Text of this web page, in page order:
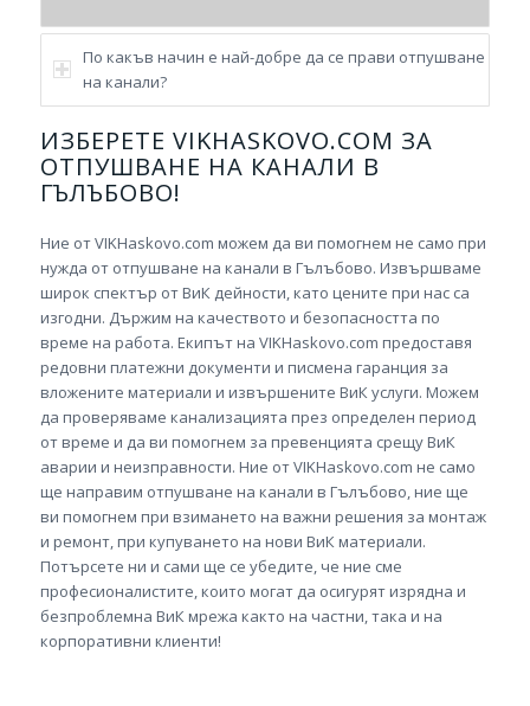
По какъв начин е най-добре да се прави отпушване
на канали?
ИЗБЕРЕТЕ VIKHASKOVO.COM ЗА
ОТПУШВАНЕ НА КАНАЛИ В
ГЪЛЪБОВО!
Ние от VIKHaskovo.com можем да ви помогнем не само при
нужда от отпушване на канали в Гълъбово. Извършваме
широк спектър от ВиК дейности, като цените при нас са
изгодни. Държим на качеството и безопасността по
време на работа. Екипът на VIKHaskovo.com предоставя
редовни платежни документи и писмена гаранция за
вложените материали и извършените ВиК услуги. Можем
да проверяваме канализацията през определен период
от време и да ви помогнем за превенцията срещу ВиК
аварии и неизправности. Ние от VIKHaskovo.com не само
ще направим отпушване на канали в Гълъбово, ние ще
ви помогнем при взимането на важни решения за монтаж
и ремонт, при купуването на нови ВиК материали.
Потърсете ни и сами ще се убедите, че ние сме
професионалистите, които могат да осигурят изрядна и
безпроблемна ВиК мрежа както на частни, така и на
корпоративни клиенти!